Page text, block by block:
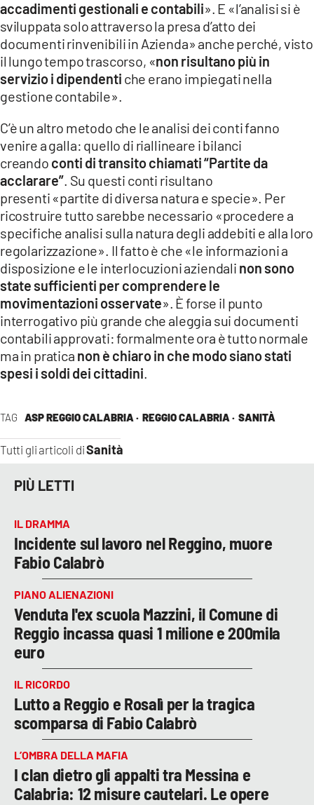
TAG ASP REGGIO CALABRIA · REGGIO CALABRIA · SANITÀ
Tutti gli articoli diSanità
accadimenti gestionali e contabili». E «l’analisi si è
sviluppata solo attraverso la presa d’atto dei
documenti rinvenibili in Azienda» anche perché, visto
il lungo tempo trascorso, «non risultano più in
servizio i dipendenti che erano impiegati nella
gestione contabile».
C’è un altro metodo che le analisi dei conti fanno
venire a galla: quello di riallineare i bilanci
creando conti di transito chiamati “Partite da
acclarare” . Su questi conti risultano
presenti «partite di diversa natura e specie». Per
ricostruire tutto sarebbe necessario «procedere a
specifiche analisi sulla natura degli addebiti e alla loro
regolarizzazione». Il fatto è che «le informazioni a
disposizione e le interlocuzioni aziendali non sono
state sufficienti per comprendere le
movimentazioni osservate». È forse il punto
interrogativo più grande che aleggia sui documenti
contabili approvati: formalmente ora è tutto normale
ma in pratica non è chiaro in che modo siano stati
spesi i soldi dei cittadini
PIÙ LETTI
IL DRAMMA
Incidente sul lavoro nel Reggino, muore
Fabio Calabrò
PIANO ALIENAZIONI
Venduta l'ex scuola Mazzini, il Comune di
Reggio incassa quasi 1 milione e 200mila
euro
IL RICORDO
Lutto a Reggio e Rosalì per la tragica
scomparsa di Fabio Calabrò
L’OMBRA DELLA MAFIA
I clan dietro gli appalti tra Messina e
Calabria: 12 misure cautelari. Le opere